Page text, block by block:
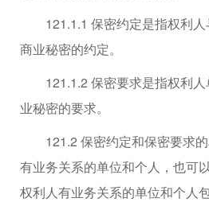
121.1.1 保密约定是指权利人
商业秘密的约定。
121.1.2 保密要求是指权利人
业秘密的要求。
121.2 保密约定和保密要求的
有业务关系的单位和个人，也可
权利人有业务关系的单位和个人